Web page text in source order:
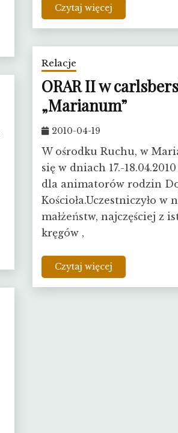
Czytaj więcej
Relacje
ORAR II w
„Marianum”
2010-04-19
W ośrodku Ruchu, w
się w dniach 17.-
dla animatorów rodzin
Kościoła.Uczestniczyło w
małżeństw, najczęściej z
kręgów ,
Czytaj więcej